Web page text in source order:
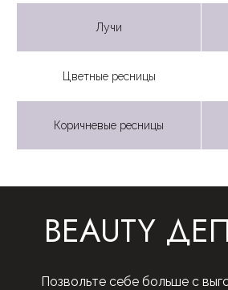
Лучи
Цветные ресницы
Коричневые ресницы
BEAUTY
Позвольте себе больше с